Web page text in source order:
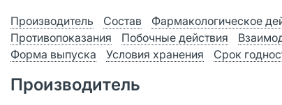
Производитель Состав Фармакологическое
Противопоказания
Побочные действия
Форма выпуска
Условия хранения Срок
Производитель